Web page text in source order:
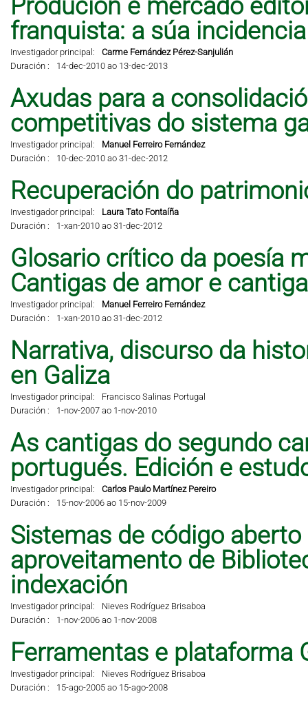
Produción e mercado
franquista: a súa
Investigador principal:
Carme Fernández Pérez-Sanjulián
Duración :
14-dec-2010 ao 13-dec-2013
Axudas para a
competitivas do sistema
Investigador principal:
Manuel Ferreiro Fernández
Duración :
10-dec-2010 ao 31-dec-2012
Recuperación do
Investigador principal:
Laura Tato Fontaíña
Duración :
1-xan-2010 ao 31-dec-2012
Glosario crítico da poesía
Cantigas de amor e
Investigador principal:
Manuel Ferreiro Fernández
Duración :
1-xan-2010 ao 31-dec-2012
Narrativa, discurso da
en Galiza
Investigador principal:
Francisco Salinas Portugal
Duración :
1-nov-2007 ao 1-nov-2010
As cantigas do segundo
portugués. Edición e
Investigador principal:
Carlos Paulo Martínez Pereiro
Duración :
15-nov-2006 ao 15-nov-2009
Sistemas de código
aproveitamento de
indexación
Investigador principal:
Nieves Rodríguez Brisaboa
Duración :
1-nov-2006 ao 1-nov-2008
Ferramentas e plataforma
Investigador principal:
Nieves Rodríguez Brisaboa
Duración :
15-ago-2005 ao 15-ago-2008